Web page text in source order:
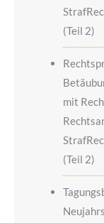
(Teil 2)
mit
(Teil 2)